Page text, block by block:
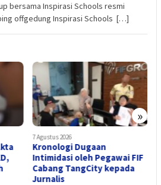
bersama Inspirasi Schools resmi
offgedung Inspirasi Schools […]
»
7 Agustus 2026
Kronologi Dugaan
Intimidasi oleh Pegawai FIF
Cabang TangCity kepada
Jurnalis